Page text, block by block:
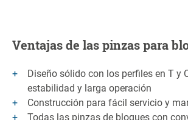
Ventajas de las pinzas para
Diseño sólido con los perfiles en T y
estabilidad y larga operación
Construcción para fácil servicio y
Todas las pinzas de bloques con